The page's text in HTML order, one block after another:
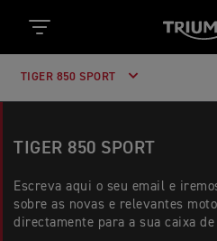
TIGER 850 SPORT
TIGER 850 SPORT
Escreva aqui o seu email e
sobre as novas e relevantes
directamente para a sua caixa de